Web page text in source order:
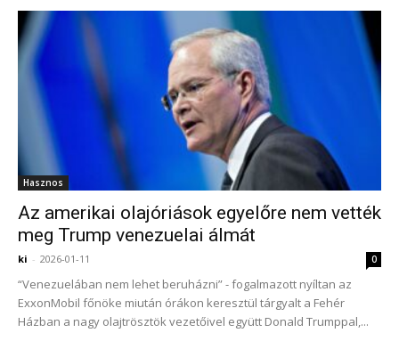
Hasznos
Az amerikai olajóriások egyelőre nem vették
meg Trump venezuelai álmát
ki - 2026-01-11 0
“Venezuelában nem lehet beruházni” - fogalmazott nyíltan az
ExxonMobil főnöke miután órákon keresztül tárgyalt a Fehér
Házban a nagy olajtrösztök vezetőivel együtt Donald Trumppal,...